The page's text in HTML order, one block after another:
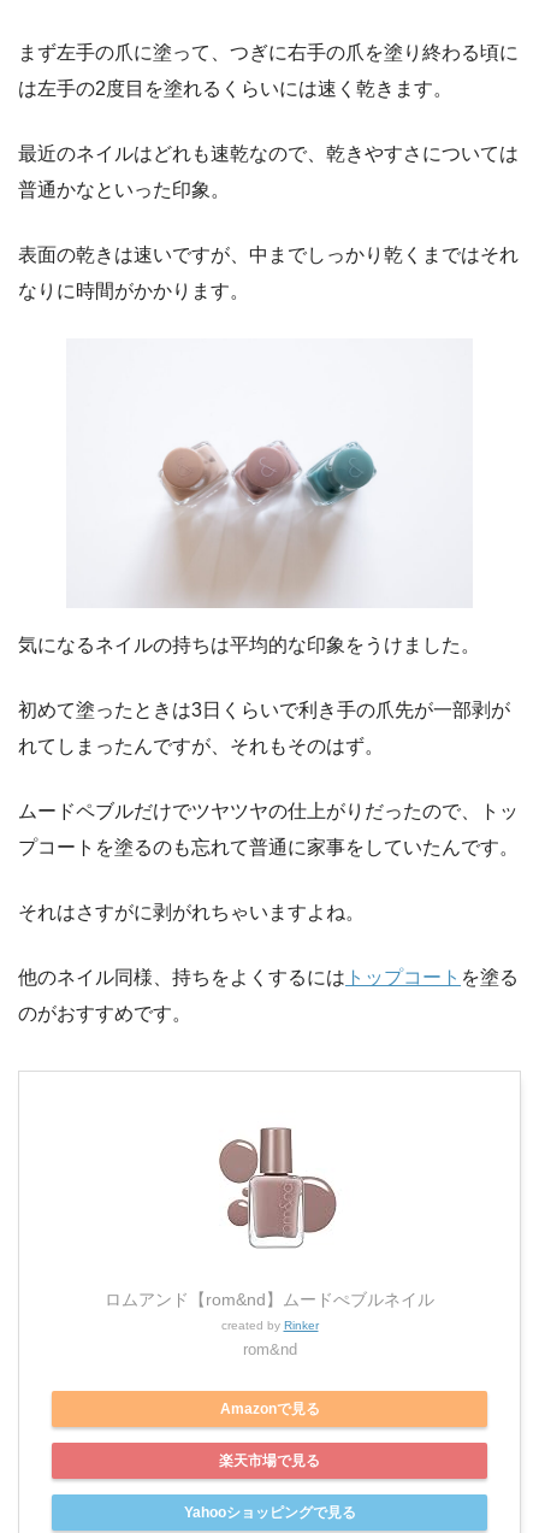
まず左手の爪に塗って、つぎに右手の爪を塗り終わる頃に
は左手の2度目を塗れるくらいには速く乾きます。
最近のネイルはどれも速乾なので、乾きやすさについては
普通かなといった印象。
表面の乾きは速いですが、中までしっかり乾くまではそれ
なりに時間がかかります。
気になるネイルの持ちは平均的な印象をうけました。
初めて塗ったときは3日くらいで利き手の爪先が一部剥が
れてしまったんですが、それもそのはず。
ムードペブルだけでツヤツヤの仕上がりだったので、トッ
プコートを塗るのも忘れて普通に家事をしていたんです。
それはさすがに剥がれちゃいますよね。
他のネイル同様、持ちをよくするには トップコート を塗る
のがおすすめです。
ロムアンド【rom&nd】ムードぺブルネイル
created by Rinker
rom&nd
Amazonで見る
楽天市場で見る
Yahooショッピングで見る